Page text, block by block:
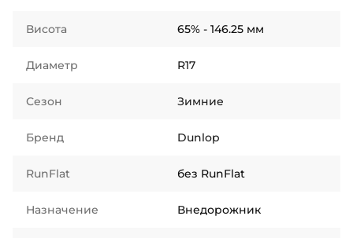
Висота 65% - 146.25 мм
Диаметр R17
Сезон Зимние
Бренд Dunlop
RunFlat без RunFlat
Назначение Внедорожник